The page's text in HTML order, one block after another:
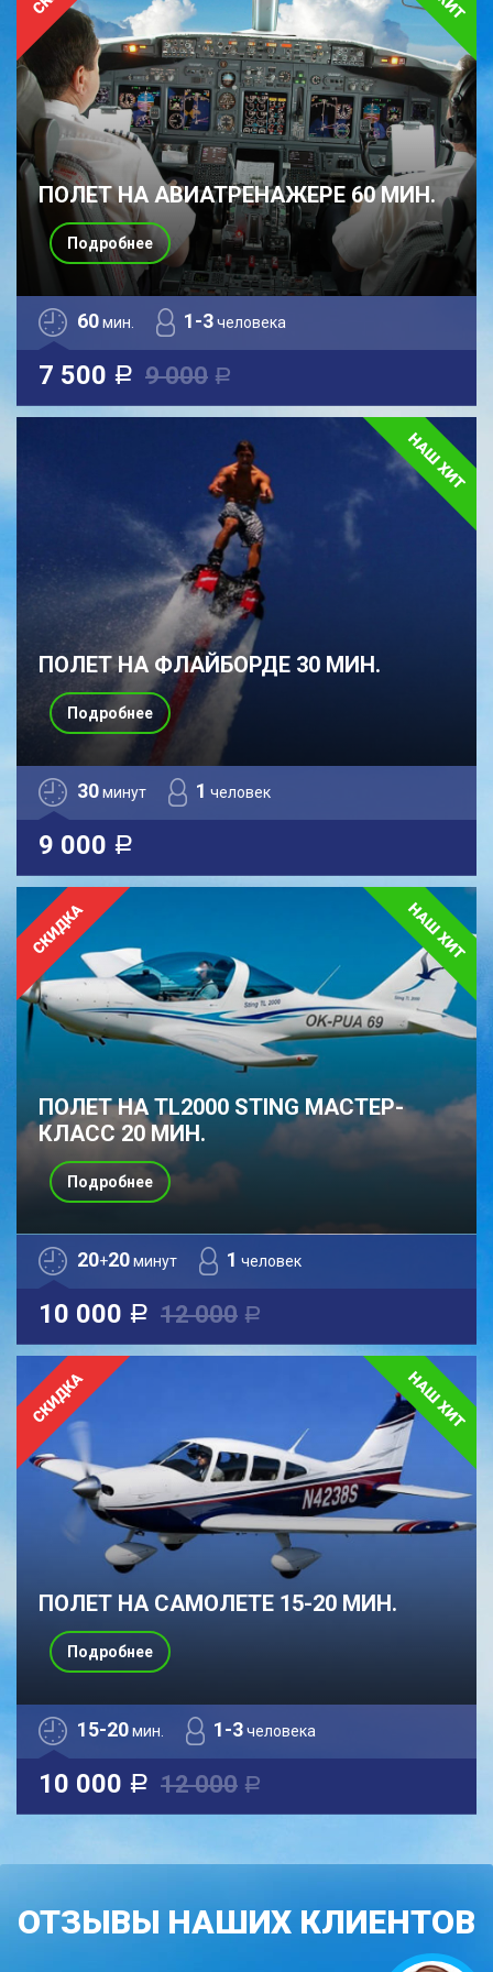
ПОЛЕТ НА АВИАТРЕНАЖЕРЕ 60 МИН.
60мин. 1-3человека
7 500 a 9 000 a
Подробнее
ПОЛЕТ НА ФЛАЙБОРДЕ 30 МИН.
30минут 1 человек
9 000 a
Подробнее
ПОЛЕТ НА TL2000 STING МАСТЕР-
КЛАСС 20 МИН.
20+20минут 1 человек
10 000 a 12 000 a
Подробнее
ПОЛЕТ НА САМОЛЕТЕ 15-20 МИН.
15-20мин. 1-3человека
10 000 a 12 000 a
Подробнее
ОТЗЫВЫ НАШИХ КЛИЕНТОВ